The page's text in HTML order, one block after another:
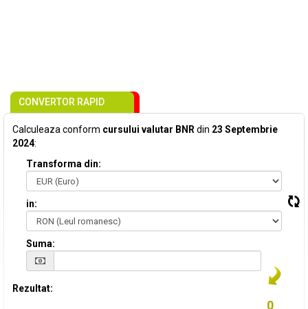
CONVERTOR RAPID
Calculeaza conform cursului valutar BNR din 23 Septembrie
2024:
Transforma din:
in:
Suma:
Rezultat: